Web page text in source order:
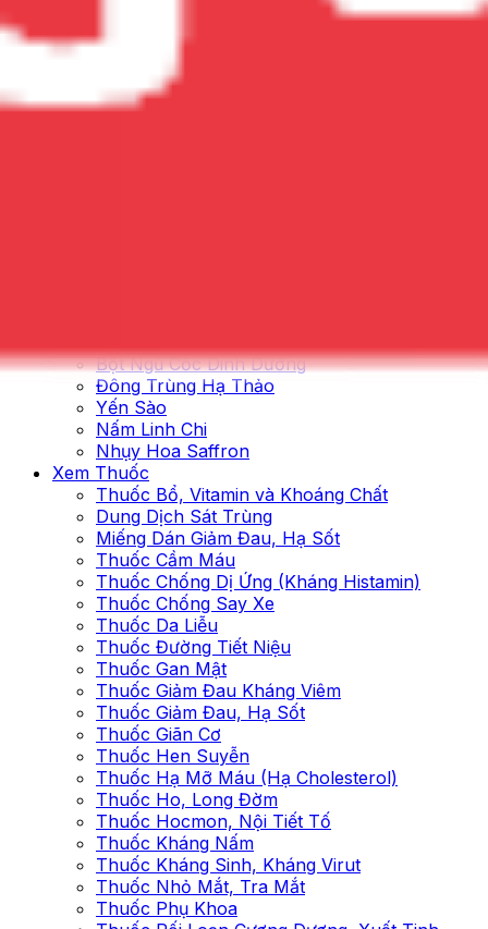
Men Vi sinh
Vitamin Cho Bé
Vitamin Cho Mẹ Bầu
Bột Ngũ Cốc Dinh Dưỡng
Đông Trùng Hạ Thảo
Yến Sào
Nấm Linh Chi
Nhụy Hoa Saffron
Xem Thuốc
Thuốc Bổ, Vitamin và Khoáng Chất
Dung Dịch Sát Trùng
Miếng Dán Giảm Đau, Hạ Sốt
Thuốc Cầm Máu
Thuốc Chống Dị Ứng (Kháng Histamin)
Thuốc Chống Say Xe
Thuốc Da Liễu
Thuốc Đường Tiết Niệu
Thuốc Gan Mật
Thuốc Giảm Đau Kháng Viêm
Thuốc Giảm Đau, Hạ Sốt
Thuốc Giãn Cơ
Thuốc Hen Suyễn
Thuốc Hạ Mỡ Máu (Hạ Cholesterol)
Thuốc Ho, Long Đờm
Thuốc Hocmon, Nội Tiết Tố
Thuốc Kháng Nấm
Thuốc Kháng Sinh, Kháng Virut
Thuốc Nhỏ Mắt, Tra Mắt
Thuốc Phụ Khoa